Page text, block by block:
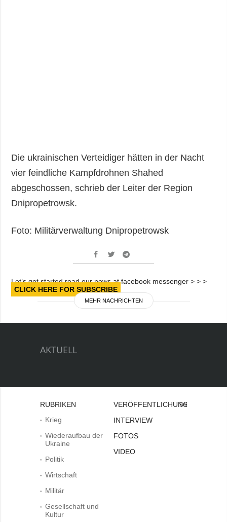
Die ukrainischen Verteidiger hätten in der Nacht
vier feindliche Kampfdrohnen Shahed
abgeschossen, schrieb der Leiter der Region
Dnipropetrowsk.
Foto: Militärverwaltung Dnipropetrowsk
Let’s get started read our news at facebook messenger > > >
CLICK HERE FOR SUBSCRIBE
MEHR NACHRICHTEN
AKTUELL
RUBRIKEN
Krieg
Wiederaufbau der
Ukraine
Politik
Wirtschaft
Militär
Gesellschaft und
Kultur
VERÖFFENTLICHUNGEN
INTERVIEW
FOTOS
VIDEO
Bei